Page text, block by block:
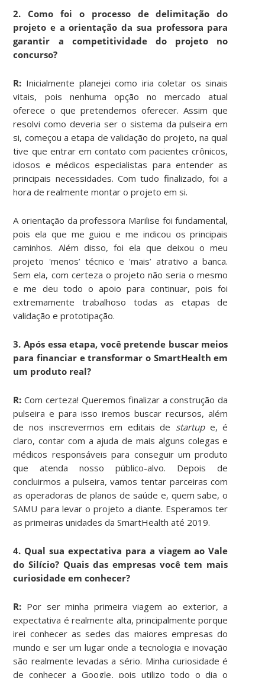
2. Como foi o processo de delimitação do
projeto e a orientação da sua professora para
garantir a competitividade do projeto no
concurso?
R: Inicialmente planejei como iria coletar os sinais
vitais, pois nenhuma opção no mercado atual
oferece o que pretendemos oferecer. Assim que
resolvi como deveria ser o sistema da pulseira em
si, começou a etapa de validação do projeto, na qual
tive que entrar em contato com pacientes crônicos,
idosos e médicos especialistas para entender as
principais necessidades. Com tudo finalizado, foi a
hora de realmente montar o projeto em si.
A orientação da professora Marilise foi fundamental,
pois ela que me guiou e me indicou os principais
caminhos. Além disso, foi ela que deixou o meu
projeto 'menos’ técnico e 'mais’ atrativo a banca.
Sem ela, com certeza o projeto não seria o mesmo
e me deu todo o apoio para continuar, pois foi
extremamente trabalhoso todas as etapas de
validação e prototipação.
3. Após essa etapa, você pretende buscar meios
para financiar e transformar o SmartHealth em
um produto real?
R: Com certeza! Queremos finalizar a construção da
pulseira e para isso iremos buscar recursos, além
de nos inscrevermos em editais de startupe, é
claro, contar com a ajuda de mais alguns colegas e
médicos responsáveis para conseguir um produto
que atenda nosso público-alvo. Depois de
concluirmos a pulseira, vamos tentar parceiras com
as operadoras de planos de saúde e, quem sabe, o
SAMU para levar o projeto a diante. Esperamos ter
as primeiras unidades da SmartHealth até 2019.
4. Qual sua expectativa para a viagem ao Vale
do Silício? Quais das empresas você tem mais
curiosidade em conhecer?
R: Por ser minha primeira viagem ao exterior, a
expectativa é realmente alta, principalmente porque
irei conhecer as sedes das maiores empresas do
mundo e ser um lugar onde a tecnologia e inovação
são realmente levadas a sério. Minha curiosidade é
de conhecer a Google, pois utilizo todo o dia o